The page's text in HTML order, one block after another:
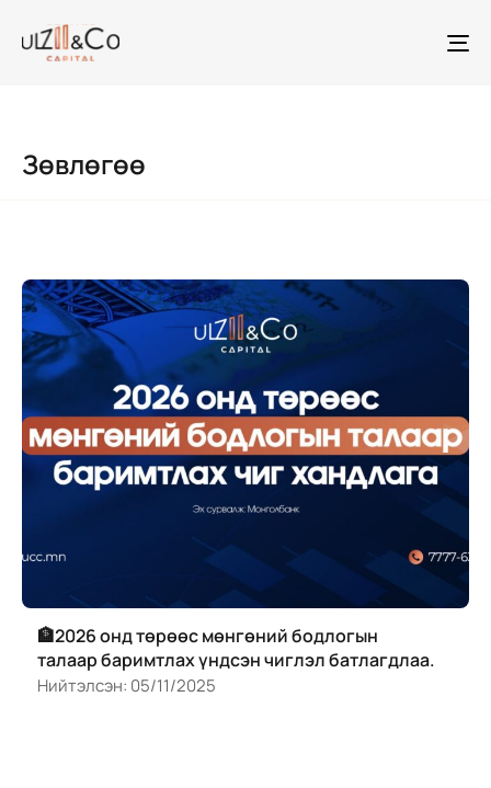
Зөвлөгөө
🏦2026 онд төрөөс мөнгөний бодлогын
талаар баримтлах үндсэн чиглэл батлагдлаа.
Нийтэлсэн: 05/11/2025